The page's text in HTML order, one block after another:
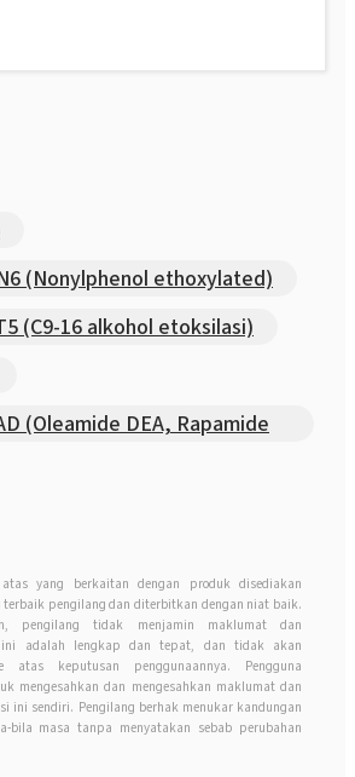
(Nonylphenol ethoxylated)
(C9-16 alkohol etoksilasi)
(Oleamide DEA, Rapamide
yang berkaitan dengan produk disediakan
terbaik pengilang dan diterbitkan dengan niat baik.
pengilang tidak menjamin maklumat dan
ini adalah lengkap dan tepat, dan tidak akan
atas keputusan penggunaannya. Pengguna
mengesahkan dan mengesahkan maklumat dan
ini sendiri. Pengilang berhak menukar kandungan
bila masa tanpa menyatakan sebab perubahan